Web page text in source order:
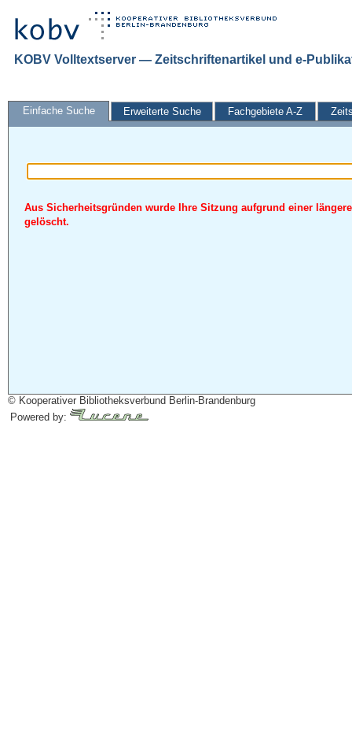
KOBV Volltextserver — Zeitschriftenartikel und e-
Einfache Suche Erweiterte Suche Fachgebiete A-Z
Aus Sicherheitsgründen wurde Ihre Sitzung aufgrund einer
gelöscht.
© Kooperativer Bibliotheksverbund Berlin-Brandenburg
Powered by: